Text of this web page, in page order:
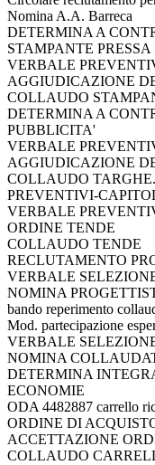
Nomina A.A. Barreca
DETERMINA A
STAMPANTE PRESSA
VERBALE
AGGIUDICAZIONE
COLLAUDO
DETERMINA A
PUBBLICITA'
VERBALE
AGGIUDICAZIONE
COLLAUDO
PREVENTIVI-
VERBALE
ORDINE TENDE
COLLAUDO TENDE
RECLUTAMENTO
VERBALE
NOMINA
bando reperimento
Mod. partecipazione
VERBALE
NOMINA
DETERMINA
ECONOMIE
ODA 4482887 carrello
ORDINE DI
ACCETTAZIONE
COLLAUDO